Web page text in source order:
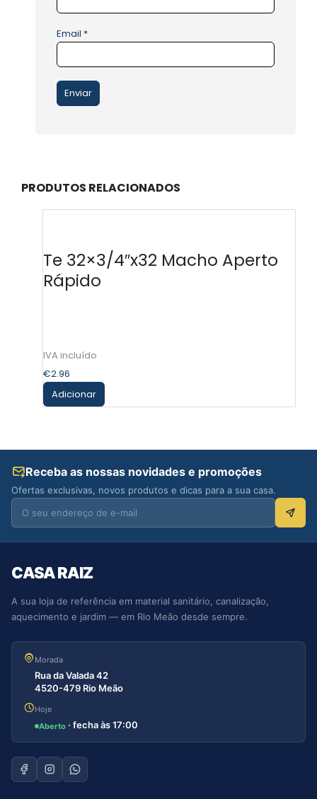
Email *
PRODUTOS RELACIONADOS
Te 32×3/4″x32 Macho Aperto
Rápido
€2.96
Adicionar
Receba as nossas novidades e promoções
Ofertas exclusivas, novos produtos e dicas para a sua casa.
CASA RAIZ
A sua loja de referência em material sanitário, canalização,
aquecimento e jardim — em Rio Meão desde sempre.
Morada
Rua da Valada 42
4520-479 Rio Meão
Hoje
Aberto · fecha às 17:00